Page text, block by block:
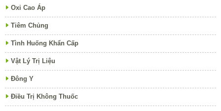
Oxi Cao Áp
Tiêm Chủng
Tình Huống Khẩn Cấp
Vật Lý Trị Liệu
Đông Y
Điều Trị Không Thuốc